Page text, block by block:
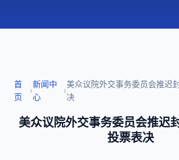
首
页
›
新闻中
心
›
美众议院外交事务委员会推迟
决
美众议院外交事务委员会推迟
投票表决